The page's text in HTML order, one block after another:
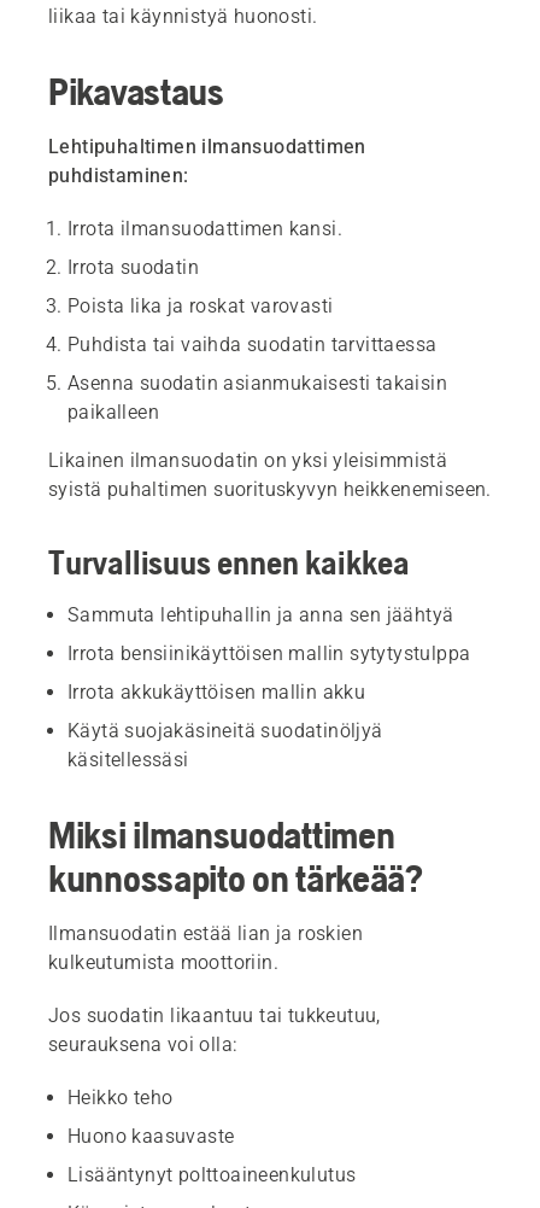
liikaa tai käynnistyä huonosti.
Pikavastaus
Lehtipuhaltimen ilmansuodattimen
puhdistaminen:
Irrota ilmansuodattimen kansi.
Irrota suodatin
Poista lika ja roskat varovasti
Puhdista tai vaihda suodatin tarvittaessa
Asenna suodatin asianmukaisesti takaisin
paikalleen
Likainen ilmansuodatin on yksi yleisimmistä
syistä puhaltimen suorituskyvyn heikkenemiseen.
Turvallisuus ennen kaikkea
Sammuta lehtipuhallin ja anna sen jäähtyä
Irrota bensiinikäyttöisen mallin sytytystulppa
Irrota akkukäyttöisen mallin akku
Käytä suojakäsineitä suodatinöljyä
käsitellessäsi
Miksi ilmansuodattimen
kunnossapito on tärkeää?
Ilmansuodatin estää lian ja roskien
kulkeutumista moottoriin.
Jos suodatin likaantuu tai tukkeutuu,
seurauksena voi olla:
Heikko teho
Huono kaasuvaste
Lisääntynyt polttoaineenkulutus